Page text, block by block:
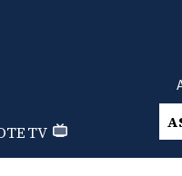
Carlo
TV